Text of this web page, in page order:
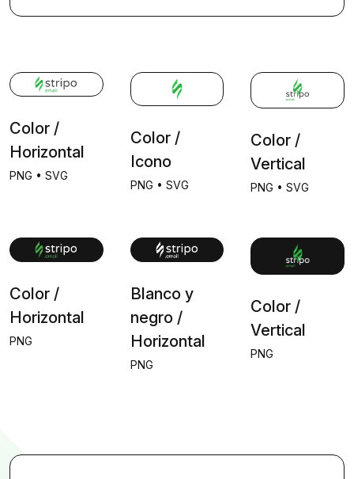
Color /
Horizontal
PNG • SVG
Color /
Icono
PNG • SVG
Color /
Vertical
PNG •SVG
Color /
Horizontal
PNG
Blanco y
negro /
Horizontal
PNG
Color /
Vertical
PNG